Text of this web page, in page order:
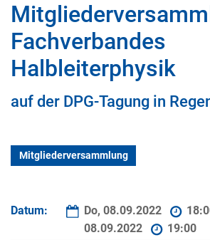
Fachverbandes
Halbleiterphysik
auf der DPG-Tagung in
Mitgliederversammlung
Datum: Do, 08.09.2022
08.09.2022
19:00